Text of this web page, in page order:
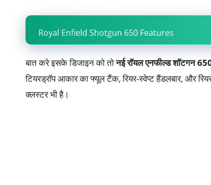
Royal Enfield Shotgun 650 Features
बात करे इसके डिजाइन को तोनई रॉयल एनफील्ड शॉटगन
टियरड्रॉप आकार का फ्यूल टैंक, रियर-स्वेप्ट हैंडलबार, और
क्लस्टर भी है।